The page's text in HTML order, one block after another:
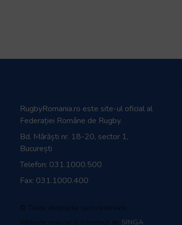
RugbyRomania.ro este site-ul oficial al
Federației Române de Rugby.
Bd. Mărăști nr. 18-20, sector 1,
București
Telefon: 031.1000.500
Fax: 031.1000.400
© Toate drepturile sunt rezervate.
Website realizat și întreținut de SINGA